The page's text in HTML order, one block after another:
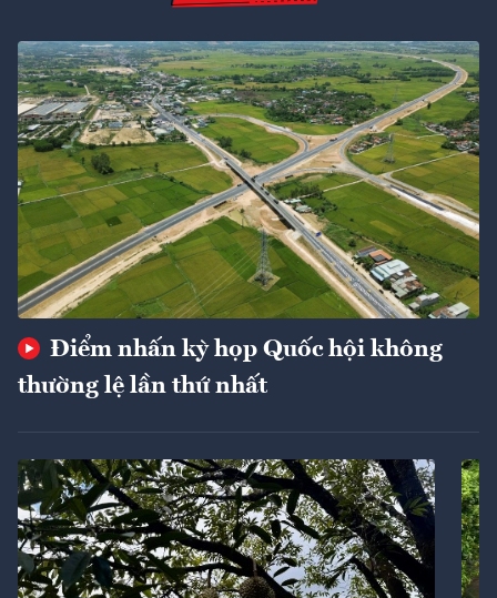
Điểm nhấn kỳ họp Quốc hội không
thường lệ lần thứ nhất